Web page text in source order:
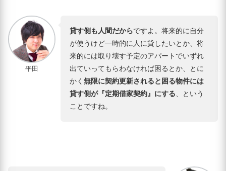
平田
貸す側も人間だからですよ。将来的に自分
が使うけど一時的に人に貸したいとか、将
来的には取り壊す予定のアパートでいずれ
出ていってもらわなければ困るとか、とに
かく無限に契約更新されると困る物件には
貸す側が『定期借家契約』にする 、という
ことですね。